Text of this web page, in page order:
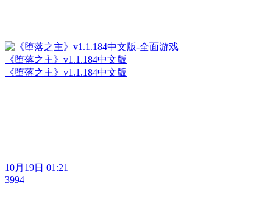
《堕落之主》v1.1.184中文版
《堕落之主》v1.1.184中文版
10月19日 01:21
3994